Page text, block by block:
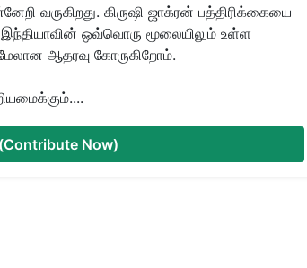
வருகிறது. கிருஷி ஜாக்ரன் பத்திரிக்கையை
இந்தியாவின் ஒவ்வொரு மூலையிலும் உள்ள
ஆதரவு கோருகிறோம்.
Now)